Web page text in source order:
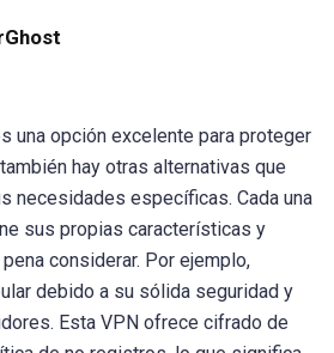
una opción excelente para proteger
hay otras alternativas que
necesidades específicas. Cada una
sus propias características y
considerar. Por ejemplo,
debido a su sólida seguridad y
Esta VPN ofrece cifrado de